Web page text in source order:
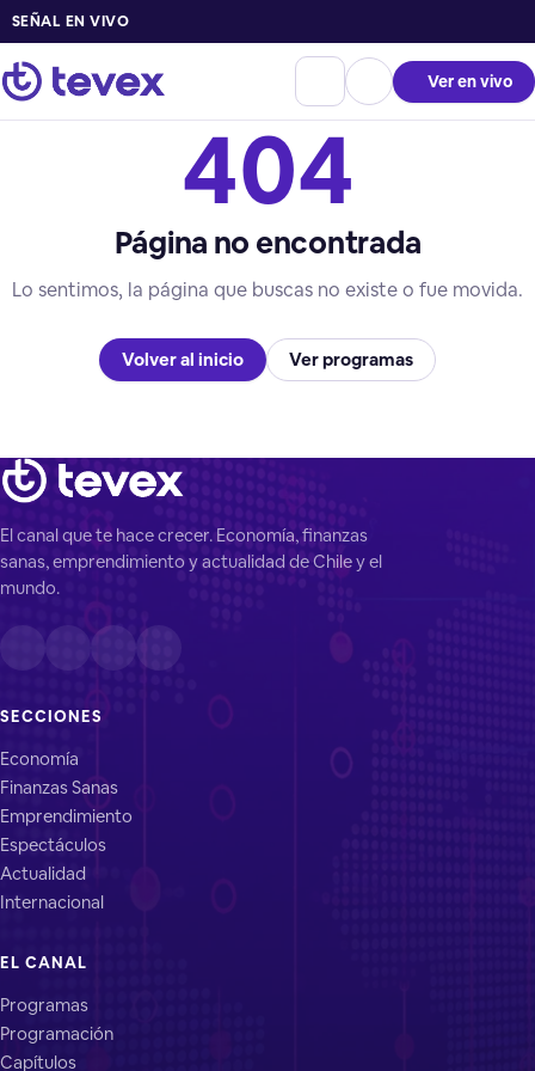
SEÑAL EN VIVO
Ver en vivo
404
Página no encontrada
Lo sentimos, la página que buscas no existe o fue movida.
Volver al inicio Ver programas
El canal que te hace crecer. Economía, finanzas
sanas, emprendimiento y actualidad de Chile y el
mundo.
SECCIONES
Economía
Finanzas Sanas
Emprendimiento
Espectáculos
Actualidad
Internacional
EL CANAL
Programas
Programación
Capítulos